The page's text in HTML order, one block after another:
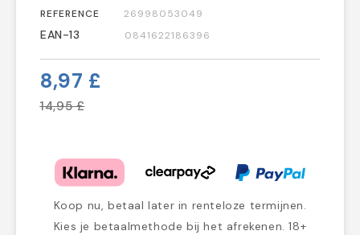
REFERENCE
26998053049
EAN-13 0841622186396
8,97 £
14,95 £
Koop nu, betaal later in renteloze termijnen.
Kies je betaalmethode bij het afrekenen. 18+